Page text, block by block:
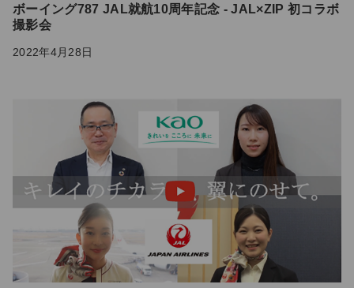
ボーイング787 JAL就航10周年記念 - JAL×ZIP 初コラボ
撮影会
2022年4月28日